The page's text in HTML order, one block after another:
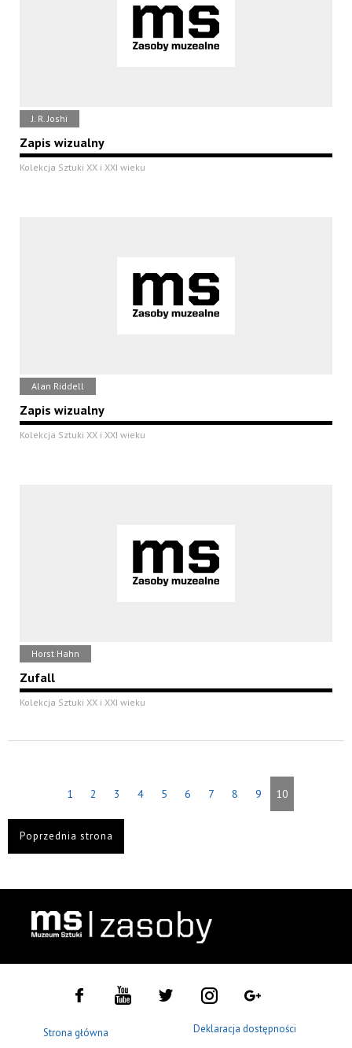
J. R. Joshi
Zapis wizualny
Kolekcja Sztuki XX i XXI wieku
Alan Riddell
Zapis wizualny
Kolekcja Sztuki XX i XXI wieku
Horst Hahn
Zufall
Kolekcja Sztuki XX i XXI wieku
1 2 3 4 5 6 7 8 9 10
Poprzednia strona
Strona główna Deklaracja dostępności